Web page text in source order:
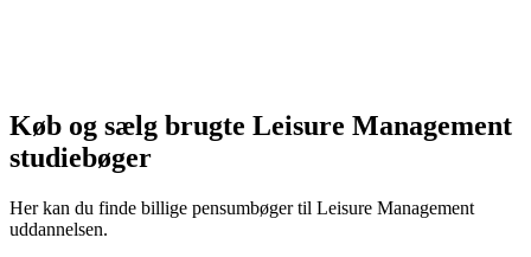
Køb og sælg brugte Leisure Management
studiebøger
Her kan du finde billige pensumbøger til Leisure Management
uddannelsen.